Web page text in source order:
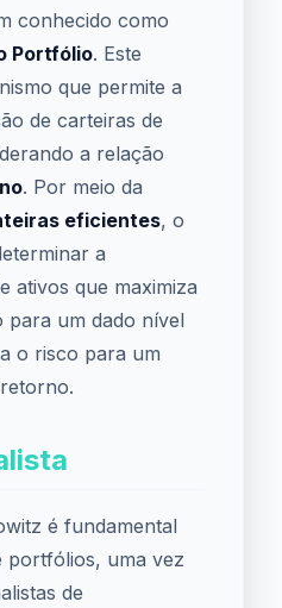
conhecido como
Portfólio. Este
que permite a
de carteiras de
a relação
. Por meio da
eficientes, o
a
ativos que maximiza
um dado nível
o risco para um
é fundamental
portfólios, uma vez
de